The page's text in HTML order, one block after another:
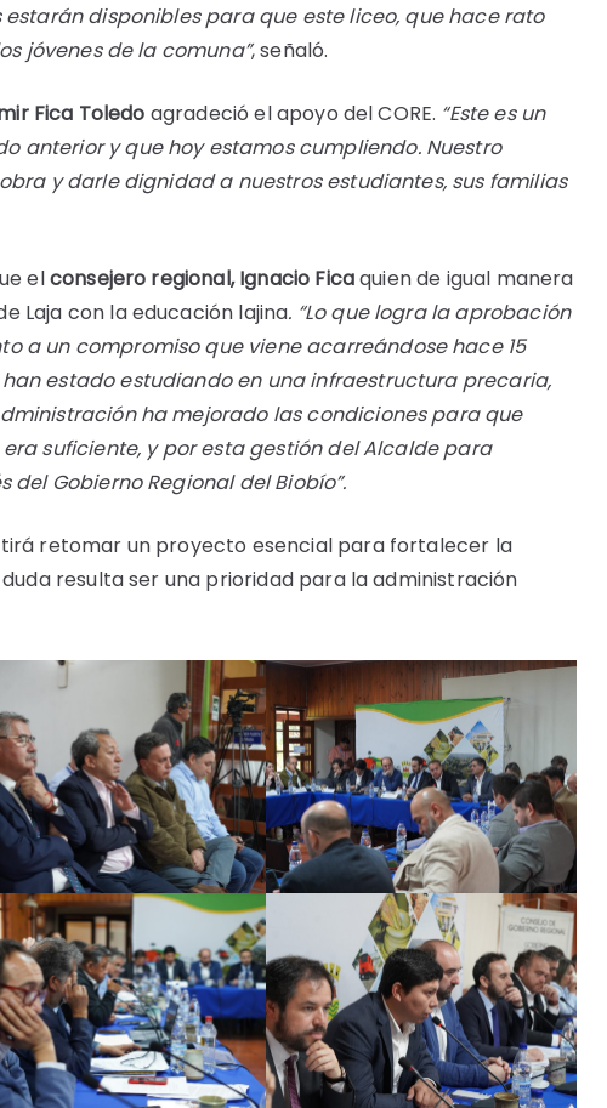
estarán disponibles para que este liceo, que hace rato
jóvenes de la comuna”, señaló.
Fica Toledo agradeció el apoyo del CORE. “Este es un
anterior y que hoy estamos cumpliendo. Nuestro
y darle dignidad a nuestros estudiantes, sus familias
elconsejero regional, Ignacio Ficaquien de igual manera
Laja con la educación lajina. “Lo que logra la aprobación
a un compromiso que viene acarreándose hace 15
estado estudiando en una infraestructura precaria,
ha mejorado las condiciones para que
suficiente, y por esta gestión del Alcalde para
Gobierno Regional del Biobío”.
retomar un proyecto esencial para fortalecer la
resulta ser una prioridad para la administración